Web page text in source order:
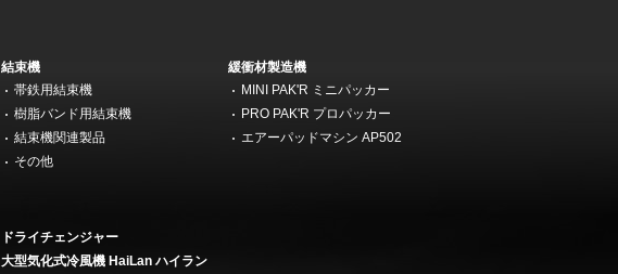
結束機
帯鉄用結束機
樹脂バンド用結束機
結束機関連製品
その他
緩衝材製造機
MINI PAK'R ミニパッカー
PRO PAK'R プロパッカー
エアーパッドマシン AP502
ドライチェンジャー
大型気化式冷風機 HaiLan ハイラン